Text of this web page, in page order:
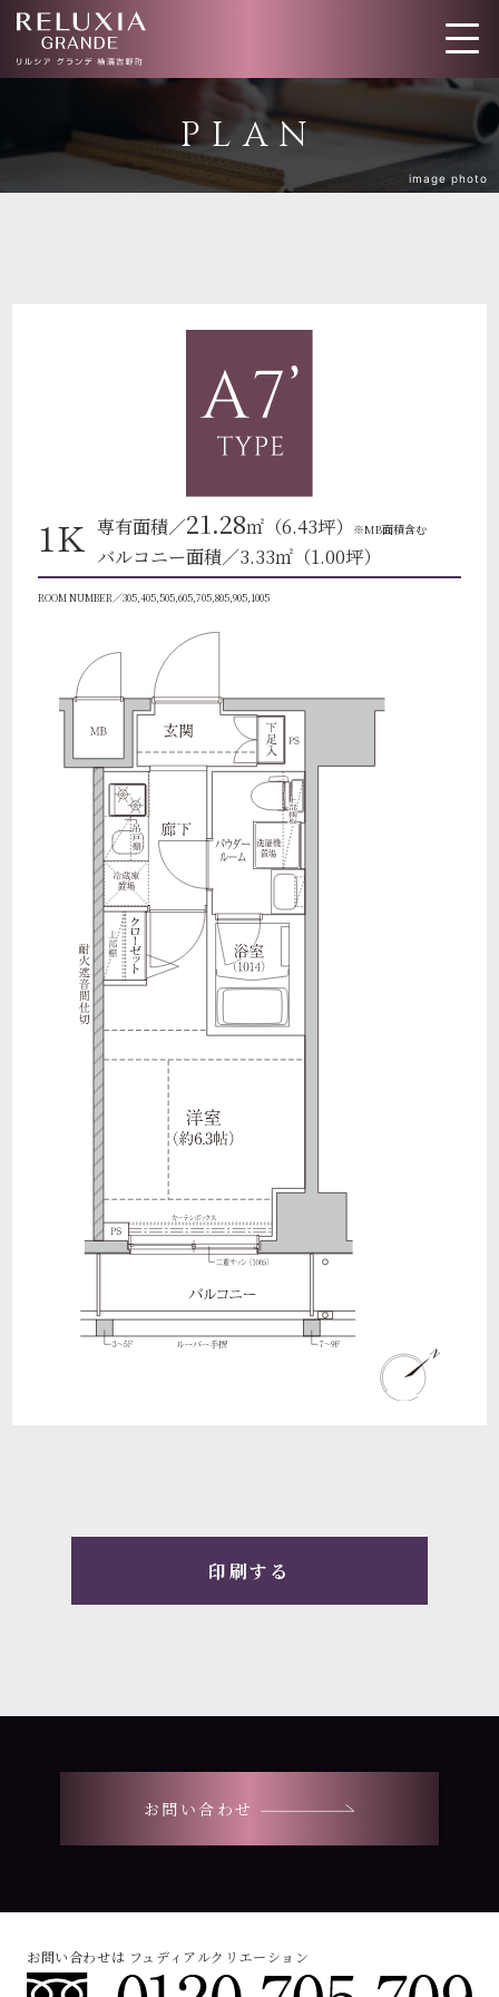
ロケーション
アクセス デザイン
image photo
PLAN
1K 専有面積／21.28㎡（6.43坪） ※MB面積含む
バルコニー面積／3.33㎡（1.00坪）
ROOM NUMBER／305,405,505,605,705,805,905,1005
印刷する
お問い合わせ
お問い合わせは フュディアルクリエーション